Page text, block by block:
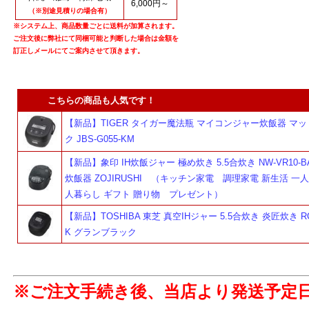
（※別途見積りの場合有）
6,000円～
※システム上、商品数量ごとに送料が加算されます。
ご注文後に弊社にて同梱可能と判断した場合は金額を
訂正しメールにてご案内させて頂きます。
こちらの商品も人気です！
【新品】TIGER タイガー魔法瓶 マイコンジャー炊飯器 マ
ク JBS-G055-KM
【新品】象印 IH炊飯ジャー 極め炊き 5.5合炊き NW-VR10-
炊飯器 ZOJIRUSHI （キッチン家電 調理家電 新生活 一
人暮らし ギフト 贈り物 プレゼント）
【新品】TOSHIBA 東芝 真空IHジャー 5.5合炊き 炎匠炊き
K グランブラック
※ご注文手続き後、当店より発送予定